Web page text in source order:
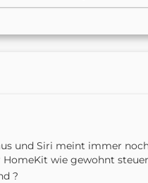
lib/node_modules/
und Siri meint immer
HomeKit wie gewohnt
?